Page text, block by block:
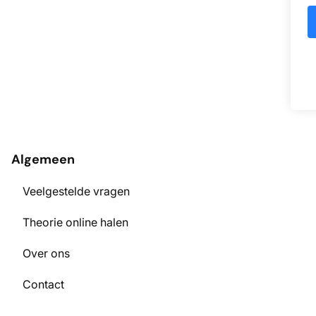
Algemeen
Veelgestelde vragen
Theorie online halen
Over ons
Contact